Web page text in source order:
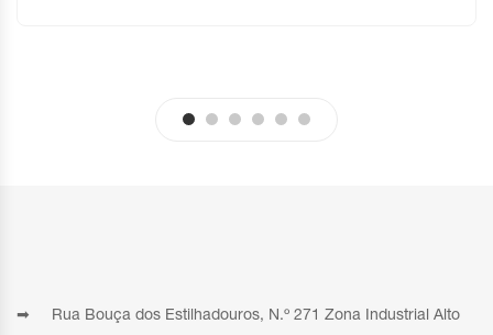
➡ Rua Bouça dos Estilhadouros, N.º 271 Zona Industrial Alto